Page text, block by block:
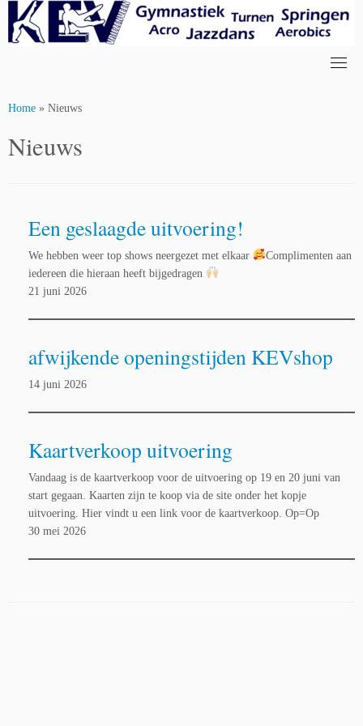
content
Home » Nieuws
Nieuws
Een geslaagde uitvoering!
We hebben weer top shows neergezet met elkaar
Complimenten aan
iedereen die hieraan heeft bijgedragen
21 juni 2026
afwijkende openingstijden KEVshop
14 juni 2026
Kaartverkoop uitvoering
Vandaag is de kaartverkoop voor de uitvoering op 19 en 20 juni van
start gegaan. Kaarten zijn te koop via de site onder het kopje
uitvoering. Hier vindt u een link voor de kaartverkoop. Op=Op
30 mei 2026